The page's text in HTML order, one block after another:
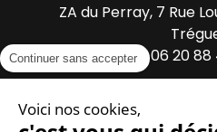
ZA du Perray, 7 Rue
06 20 88
Continuer sans accepter
Voici nos cookies,